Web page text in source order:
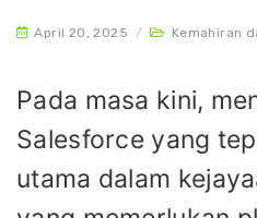
April 20, 2025 / Kemahiran
Pada masa kini,
Salesforce yang
utama dalam